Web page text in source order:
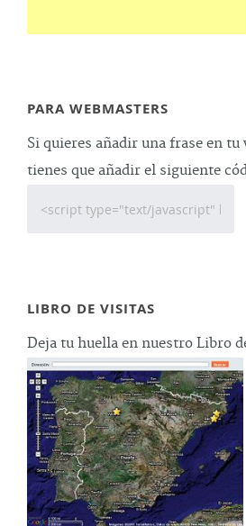
PARA WEBMASTERS
Si quieres añadir una frase en tu
tienes que añadir el siguiente
LIBRO DE VISITAS
Deja tu huella en nuestro Libro